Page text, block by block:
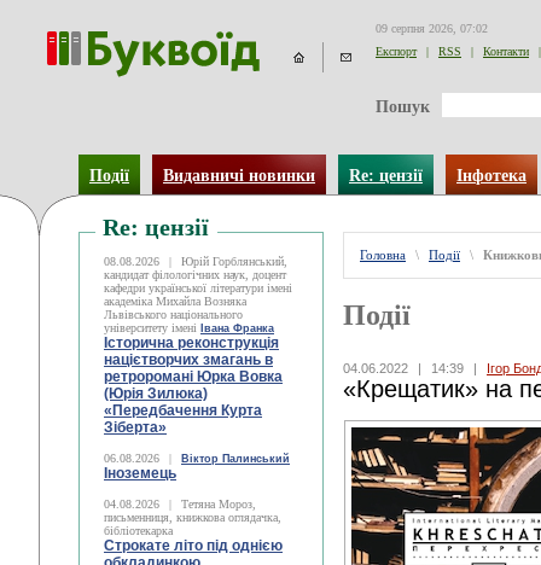
09 серпня 2026, 07:02
Експорт
| RSS | Контакти |
Пошук
Події Видавничі новинки Re: цензії Інфотека
Re: цензії
08.08.2026 |
Юрій Горблянський,
кандидат філологічних наук, доцент
кафедри української літератури імені
академіка Михайла Возняка
Львівського національного
університету імені
Івана Франка
Історична реконструкція
націєтворчих змагань в
ретроромані Юрка Вовка
(Юрія Зилюка)
«Передбачення Курта
Зіберта»
06.08.2026 | Віктор Палинський
Іноземець
04.08.2026 |
Тетяна Мороз,
письменниця, книжкова оглядачка,
бібліотекарка
Строкате літо під однією
Головна \ Події \
Події
04.06.2022 | 14:39 | Ігор
«Крещатик» на